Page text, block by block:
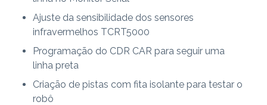
Ajuste da sensibilidade dos sensores
infravermelhos TCRT5000
Programação do CDR CAR para seguir uma
linha preta
Criação de pistas com fita isolante para testar o
robô